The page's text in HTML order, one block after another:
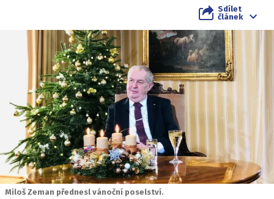
Sdílet
článek
Miloš Zeman přednesl vánoční poselství.